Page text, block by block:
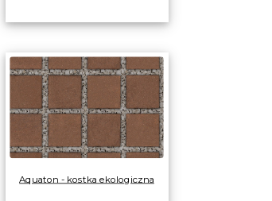
Aquaton - kostka ekologiczna